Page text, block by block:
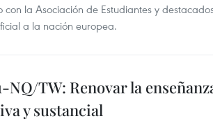
con la Asociación de Estudiantes y
a la nación europea.
NQ/TW: Renovar la
y sustancial